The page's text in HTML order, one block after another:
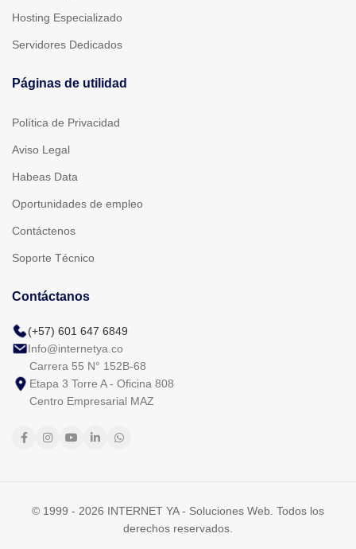
Hosting Especializado
Servidores Dedicados
Páginas de utilidad
Política de Privacidad
Aviso Legal
Habeas Data
Oportunidades de empleo
Contáctenos
Soporte Técnico
Contáctanos
(+57) 601 647 6849
Info@internetya.co
Carrera 55 N° 152B-68
Etapa 3 Torre A - Oficina 808
Centro Empresarial MAZ
© 1999 - 2026 INTERNET YA - Soluciones Web. Todos los
derechos reservados.